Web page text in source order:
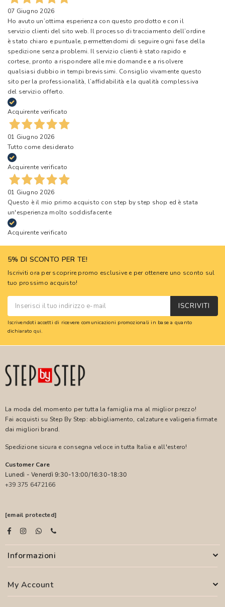
07 Giugno 2026
Ho avuto un’ottima esperienza con questo prodotto e con il
servizio clienti del sito web. Il processo di tracciamento dell’ordine
è stato chiaro e puntuale, permettendomi di seguire ogni fase della
spedizione senza problemi. Il servizio clienti è stato rapido e
cortese, pronto a rispondere alle mie domande e a risolvere
qualsiasi dubbio in tempi brevissimi. Consiglio vivamente questo
sito per la professionalità, l’affidabilità e la qualità complessiva
del servizio offerto.
Acquirente verificato
01 Giugno 2026
Tutto come desiderato
Acquirente verificato
01 Giugno 2026
Questo è il mio primo acquisto con step by step shop ed è stata
un'esperienza molto soddisfacente
Acquirente verificato
5% DI SCONTO PER TE!
Iscriviti ora per scoprire promo esclusive e per ottenere uno sconto sul
tuo prossimo acquisto!
ISCRIVITI
Iscrivendoti accetti di ricevere comunicazioni promozionali in base a quanto
dichiarato qui.
La moda del momento per tutta la famiglia ma al miglior prezzo!
Fai acquisti su Step By Step: abbigliamento, calzature e valigeria firmate
dai migliori brand.
Spedizione sicura e consegna veloce in tutta Italia e all'estero!
Customer Care
Lunedì - Venerdì 9:30-13:00/16:30-18:30
+39 375 6472166
[email protected]
Informazioni
My Account